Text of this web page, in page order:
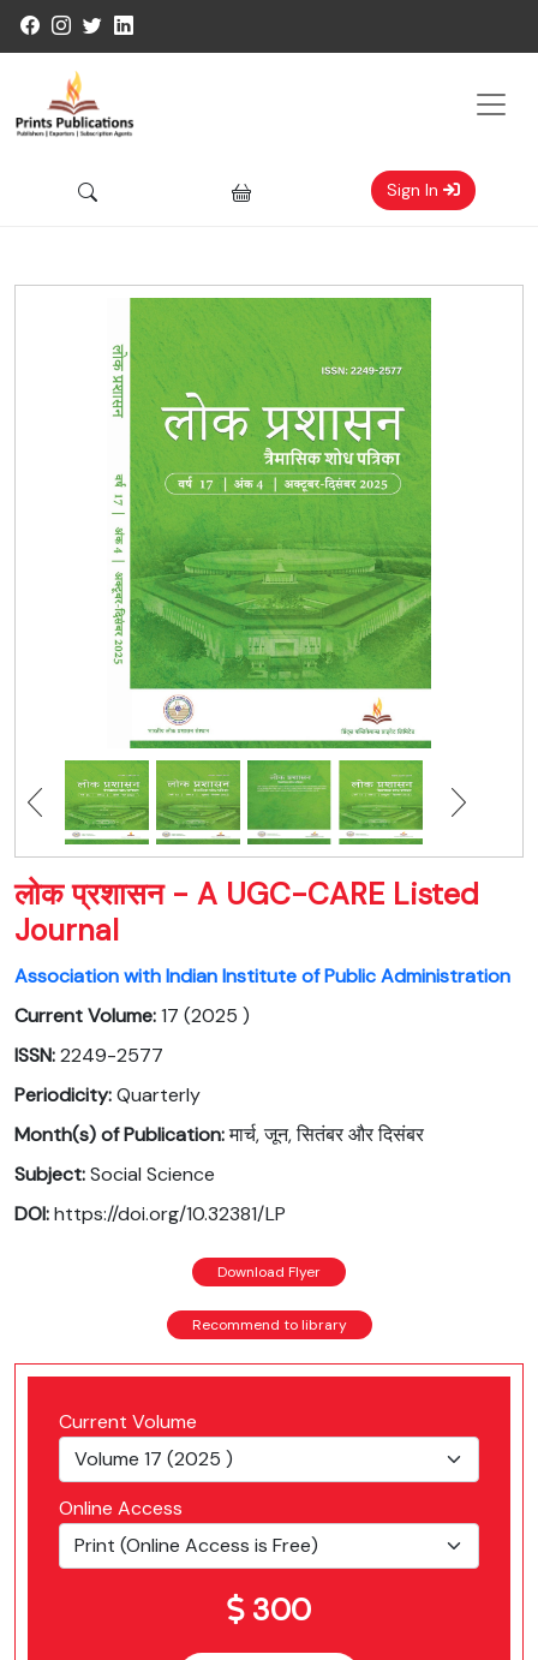
Sign In
लोक प्रशासन - A UGC-CARE Listed
Journal
Association with Indian Institute of Public Administration
Current Volume:17 (2025 )
ISSN:2249-2577
Periodicity:Quarterly
Month(s) of Publication:मार्च, जून, सितंबर और दिसंबर
Subject:Social Science
DOI:https://doi.org/10.32381/LP
Download Flyer
Recommend to library
Current Volume
Online Access
300